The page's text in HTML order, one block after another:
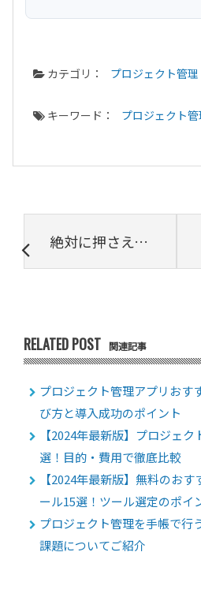
カテゴリ： プロジェクト管理
キーワード： プロジェクト
絶対に押さえておきたいプロジェクト管理用語15選
RELATED POST 関連記事
プロジェクト管理アプリおす
び方と導入成功のポイント
【2024年最新版】プロジェ
選！目的・費用で徹底比較
【2024年最新版】無料のお
ール15選！ツール選定のポイ
プロジェクト管理を手帳で行
課題についてご紹介